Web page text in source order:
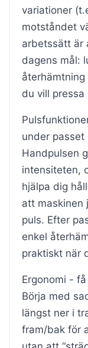
variationer
motståndet
arbetssätt är
dagens mål:
återhämtning
du vill pressa
under passet
Handpulsen
intensiteten,
hjälpa dig
att maskinen
puls. Efter
enkel
praktiskt när
Ergonomi -
Börja med
längst ner i
fram/bak för